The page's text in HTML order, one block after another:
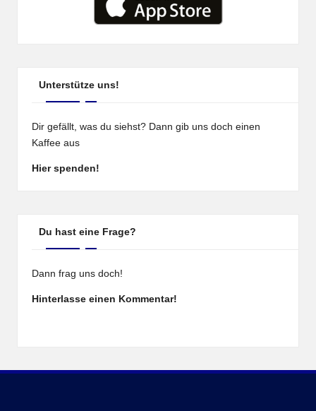
Unterstütze uns!
Dir gefällt, was du siehst? Dann gib uns doch einen
Kaffee aus
Hier spenden!
Du hast eine Frage?
Dann frag uns doch!
Hinterlasse einen Kommentar!